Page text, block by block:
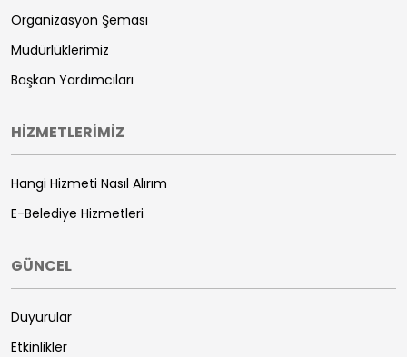
Organizasyon Şeması
Müdürlüklerimiz
Başkan Yardımcıları
HİZMETLERİMİZ
Hangi Hizmeti Nasıl Alırım
E-Belediye Hizmetleri
GÜNCEL
Duyurular
Etkinlikler